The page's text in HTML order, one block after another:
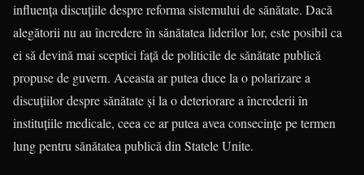
influența discuțiile despre reforma sistemului de sănătate. Dacă
alegătorii nu au încredere în sănătatea liderilor lor, este posibil ca
ei să devină mai sceptici față de politicile de sănătate publică
propuse de guvern. Aceasta ar putea duce la o polarizare a
discuțiilor despre sănătate și la o deteriorare a încrederii în
instituțiile medicale, ceea ce ar putea avea consecințe pe termen
lung pentru sănătatea publică din Statele Unite.